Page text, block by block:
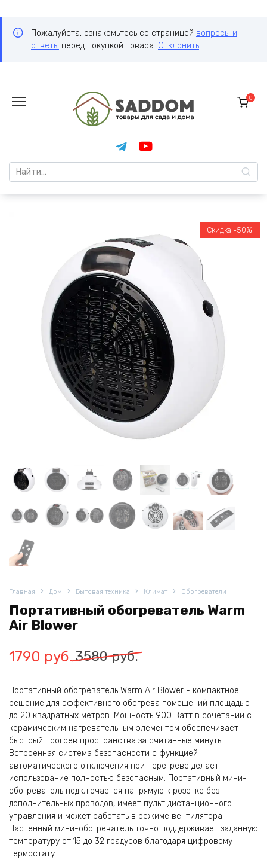
Пожалуйста, ознакомьтесь со страницей вопросы и
ответы перед покупкой товара. Отклонить
содержанию
Search
for:
0
Скидка -50%
Главная Дом Бытовая техника Климат Обогреватели
Портативный обогреватель Warm
Air Blower
3580руб.
Первоначальная
составляла
3580
руб..
1790 руб.
Текущая
1790
руб..
Портативный обогреватель Warm Air Blower - компактное
решение для эффективного обогрева помещений площадью
до 20 квадратных метров. Мощность 900 Ватт в сочетании с
керамическим нагревательным элементом обеспечивает
быстрый прогрев пространства за считанные минуты.
Встроенная система безопасности с функцией
автоматического отключения при перегреве делает
использование полностью безопасным. Портативный мини-
обогреватель подключается напрямую к розетке без
дополнительных проводов, имеет пульт дистанционного
управления и может работать в режиме вентилятора.
Настенный мини-обогреватель точно поддерживает заданную
температуру от 15 до 32 градусов благодаря цифровому
термостату.